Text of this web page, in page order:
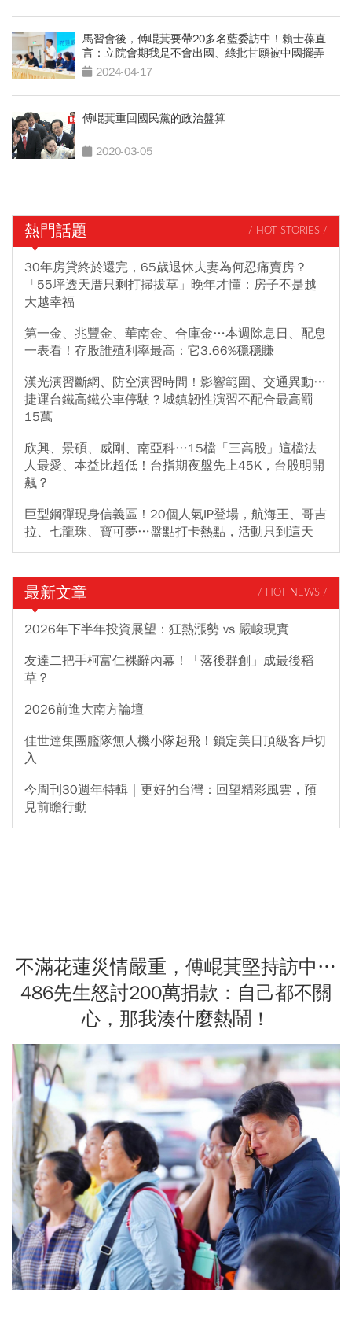
馬習會後，傅崐萁要帶20多名藍委訪中！賴士葆直
言：立院會期我是不會出國、綠批甘願被中國擺弄
2024-04-17
傅崐萁重回國民黨的政治盤算
2020-03-05
熱門話題 / HOT STORIES /
30年房貸終於還完，65歲退休夫妻為何忍痛賣房？
「55坪透天厝只剩打掃拔草」晚年才懂：房子不是越
大越幸福
第一金、兆豐金、華南金、合庫金…本週除息日、配息
一表看！存股誰殖利率最高：它3.66%穩穩賺
漢光演習斷網、防空演習時間！影響範圍、交通異動…
捷運台鐵高鐵公車停駛？城鎮韌性演習不配合最高罰
15萬
欣興、景碩、威剛、南亞科…15檔「三高股」這檔法
人最愛、本益比超低！台指期夜盤先上45K，台股明開
飆？
巨型鋼彈現身信義區！20個人氣IP登場，航海王、哥吉
拉、七龍珠、寶可夢…盤點打卡熱點，活動只到這天
最新文章 / HOT NEWS /
2026年下半年投資展望：狂熱漲勢 vs 嚴峻現實
友達二把手柯富仁裸辭內幕！「落後群創」成最後稻
草？
2026前進大南方論壇
佳世達集團艦隊無人機小隊起飛！鎖定美日頂級客戶切
入
今周刊30週年特輯｜更好的台灣：回望精彩風雲，預
見前瞻行動
不滿花蓮災情嚴重，傅崐萁堅持訪中…
486先生怒討200萬捐款：自己都不關
心，那我湊什麼熱鬧！